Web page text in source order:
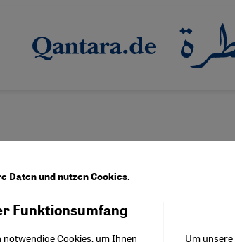
Daten und nutzen Cookies.
Funktionsumfang
Cookies, um Ihnen
UmTwitter